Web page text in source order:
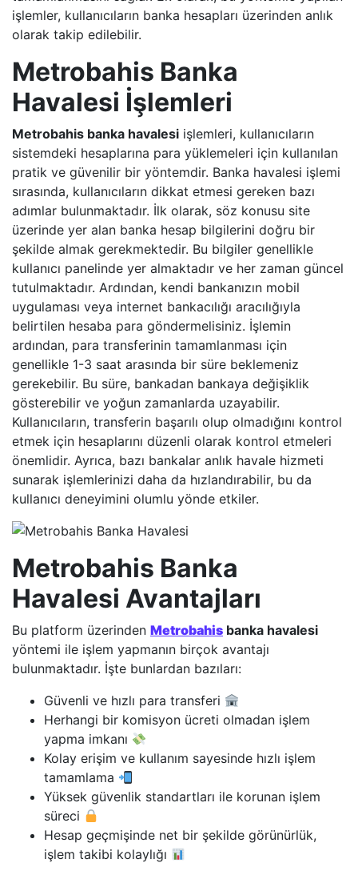
işlemler, kullanıcıların banka hesapları üzerinden anlık
olarak takip edilebilir.
Metrobahis Banka
Havalesi İşlemleri
Metrobahis banka havalesi işlemleri, kullanıcıların
sistemdeki hesaplarına para yüklemeleri için kullanılan
pratik ve güvenilir bir yöntemdir. Banka havalesi işlemi
sırasında, kullanıcıların dikkat etmesi gereken bazı
adımlar bulunmaktadır. İlk olarak, söz konusu site
üzerinde yer alan banka hesap bilgilerini doğru bir
şekilde almak gerekmektedir. Bu bilgiler genellikle
kullanıcı panelinde yer almaktadır ve her zaman güncel
tutulmaktadır. Ardından, kendi bankanızın mobil
uygulaması veya internet bankacılığı aracılığıyla
belirtilen hesaba para göndermelisiniz. İşlemin
ardından, para transferinin tamamlanması için
genellikle 1-3 saat arasında bir süre beklemeniz
gerekebilir. Bu süre, bankadan bankaya değişiklik
gösterebilir ve yoğun zamanlarda uzayabilir.
Kullanıcıların, transferin başarılı olup olmadığını kontrol
etmek için hesaplarını düzenli olarak kontrol etmeleri
önemlidir. Ayrıca, bazı bankalar anlık havale hizmeti
sunarak işlemlerinizi daha da hızlandırabilir, bu da
kullanıcı deneyimini olumlu yönde etkiler.
Metrobahis Banka
Havalesi Avantajları
Bu platform üzerinden Metrobahis banka havalesi
yöntemi ile işlem yapmanın birçok avantajı
bulunmaktadır. İşte bunlardan bazıları:
Güvenli ve hızlı para transferi
Herhangi bir komisyon ücreti olmadan işlem
yapma imkanı
Kolay erişim ve kullanım sayesinde hızlı işlem
tamamlama
Yüksek güvenlik standartları ile korunan işlem
süreci
Hesap geçmişinde net bir şekilde görünürlük,
işlem takibi kolaylığı